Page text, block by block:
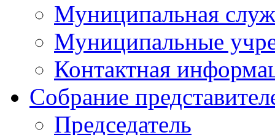
Муниципальная
Муниципальные
Контактная
Собрание
Председатель